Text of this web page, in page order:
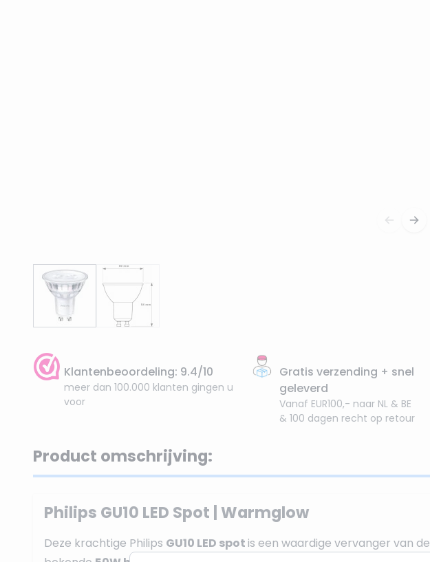
Klantenbeoordeling: 9.4/10
meer dan 100.000 klanten gingen u
voor
Gratis verzending + snel
geleverd
Vanaf EUR100,- naar NL & BE
& 100 dagen recht op retour
Product omschrijving:
Philips GU10 LED Spot | Warmglow
Deze krachtige Philips GU10 LED spotis een waardige vervanger van de